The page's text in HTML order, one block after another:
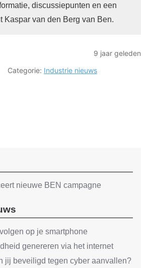
discussiepunten en een
Kaspar van den Berg van Ben.
9 jaar geleden
Categorie: Industrie nieuws
nieuwe BEN campagne
op je smartphone
genereren via het internet
jij beveiligd tegen cyber aanvallen?